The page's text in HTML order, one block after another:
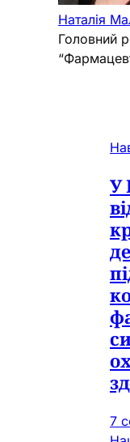
Наталія
Головний
У
7